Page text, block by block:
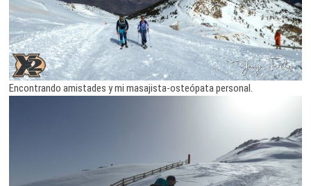
Encontrando amistades y mi masajista-osteópata personal.